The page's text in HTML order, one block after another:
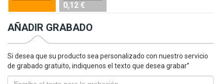
0,12 €
AÑADIR GRABADO
Si desea que su producto sea personalizado con nuestro servicio
de grabado gratuito, indiquenos el texto que desea grabar”